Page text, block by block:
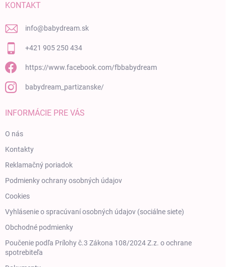
KONTAKT
info@babydream.sk
+421 905 250 434
https://www.facebook.com/fbbabydream
babydream_partizanske/
INFORMÁCIE PRE VÁS
O nás
Kontakty
Reklamačný poriadok
Podmienky ochrany osobných údajov
Cookies
Vyhlásenie o spracúvaní osobných údajov (sociálne siete)
Obchodné podmienky
Poučenie podľa Prílohy č.3 Zákona 108/2024 Z.z. o ochrane
spotrebiteľa